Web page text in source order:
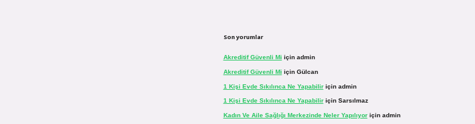
Son yorumlar
Akreditif Güvenli Mi için admin
Akreditif Güvenli Mi için Gülcan
1 Kişi Evde Sıkılınca Ne Yapabiliriçin admin
1 Kişi Evde Sıkılınca Ne Yapabiliriçin Sarsılmaz
Kadın Ve Aile Sağlığı Merkezinde Neler Yapılıyoriçin admin